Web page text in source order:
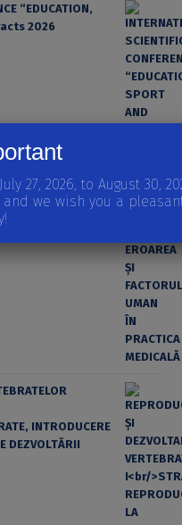
“EDUCATION,
2026
INTRODUCERE
DEZVOLTĂRII
27, 2026, to August 30,
we wish you a